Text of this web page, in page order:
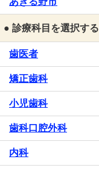
● 診療科目を選択する
歯医者
矯正歯科
小児歯科
歯科口腔外科
内科